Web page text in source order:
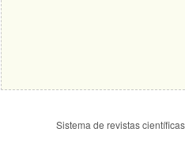
Sistema de revistas